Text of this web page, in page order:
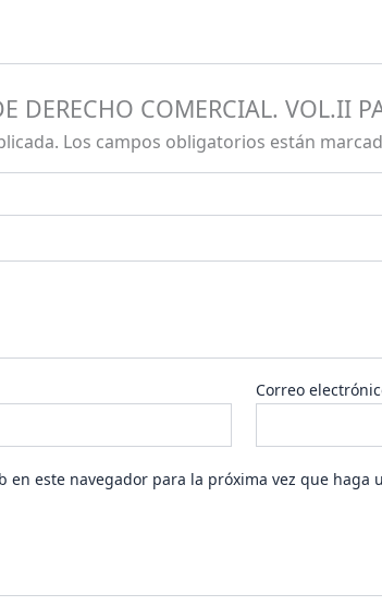
COMERCIAL. VOL.II
Los campos obligatorios están
Correo
este navegador para la próxima vez que haga